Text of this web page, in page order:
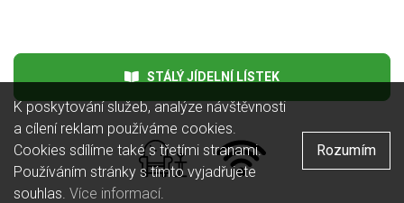
STÁLÝ JÍDELNÍ LÍSTEK
K poskytování služeb, analýze návštěvnosti
a cílení reklam používáme cookies.
Cookies sdílíme také s třetími stranami.
Používáním stránky s tímto vyjadřujete
souhlas. Více informací.
Rozumím